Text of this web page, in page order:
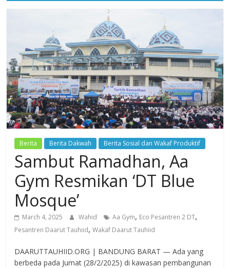
Berita Berita Dakwah Berita Sosial dan Wakaf Produktif
Sambut Ramadhan, Aa
Gym Resmikan ‘DT Blue
Mosque’
March 4, 2025 Wahid Aa Gym, Eco Pesantren 2 DT,
Pesantren Daarut Tauhiid,Wakaf Daarut Tauhiid
DAARUTTAUHIID.ORG | BANDUNG BARAT — Ada yang
berbeda pada Jumat (28/2/2025) di kawasan pembangunan